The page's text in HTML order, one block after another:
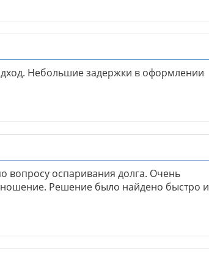
Небольшие задержки в оформлении
вопросу оспаривания долга. Очень
Решение было найдено быстро и